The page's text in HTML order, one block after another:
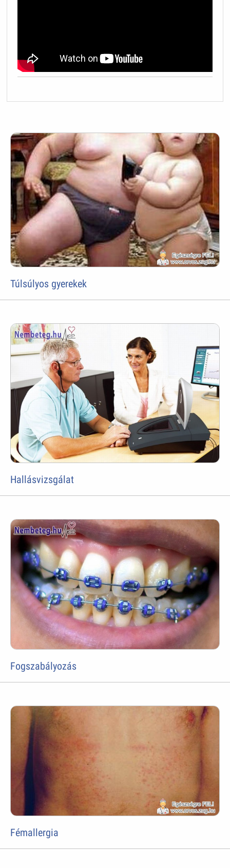
Túlsúlyos gyerekek
Hallásvizsgálat
Fogszabályozás
Fémallergia